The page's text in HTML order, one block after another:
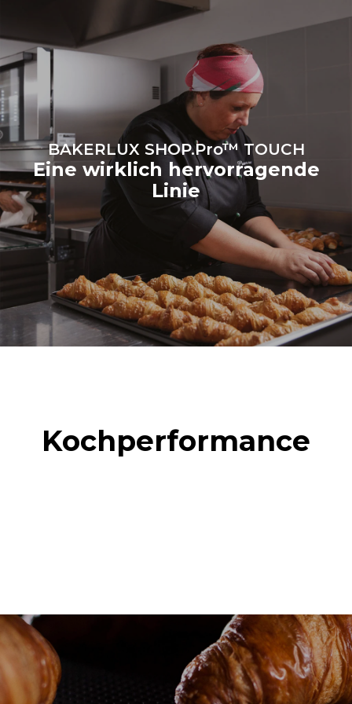
werden. Indirekte
Emissionen hängen von der
Energiemischung des
Netzes ab, an das er
angeschlossen ist. Letztere
können eliminiert werden,
indem man sich dafür
entscheidet, Energie aus
erneuerbaren Quellen zu
kaufen.
Greenhouse Gas
Protocol
BAKERLUX SHOP.Pro™ TOUCH
Eine wirklich hervorragende
Linie
Kochperformance